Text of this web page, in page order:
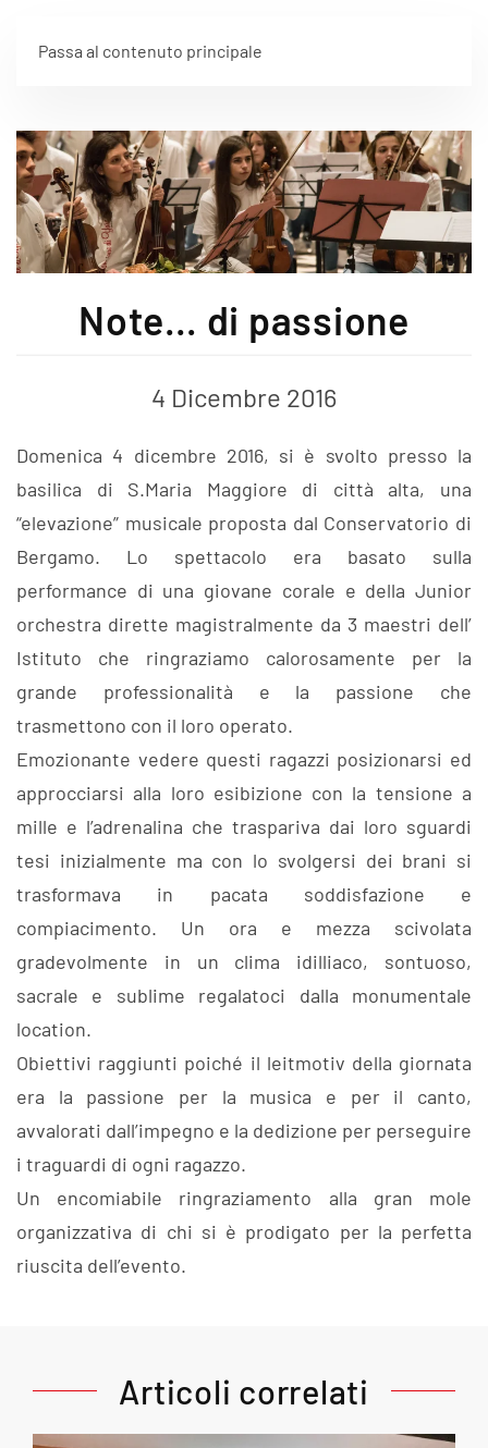
Passa al contenuto principale
Note… di passione
4 Dicembre 2016
Domenica 4 dicembre 2016, si è svolto presso la
basilica di S.Maria Maggiore di città alta, una
“elevazione” musicale proposta dal Conservatorio di
Bergamo. Lo spettacolo era basato sulla
performance di una giovane corale e della Junior
orchestra dirette magistralmente da 3 maestri dell’
Istituto che ringraziamo calorosamente per la
grande professionalità e la passione che
trasmettono con il loro operato.
Emozionante vedere questi ragazzi posizionarsi ed
approcciarsi alla loro esibizione con la tensione a
mille e l’adrenalina che traspariva dai loro sguardi
tesi inizialmente ma con lo svolgersi dei brani si
trasformava in pacata soddisfazione e
compiacimento. Un ora e mezza scivolata
gradevolmente in un clima idilliaco, sontuoso,
sacrale e sublime regalatoci dalla monumentale
location.
Obiettivi raggiunti poiché il leitmotiv della giornata
era la passione per la musica e per il canto,
avvalorati dall’impegno e la dedizione per perseguire
i traguardi di ogni ragazzo.
Un encomiabile ringraziamento alla gran mole
organizzativa di chi si è prodigato per la perfetta
riuscita dell’evento.
Articoli correlati